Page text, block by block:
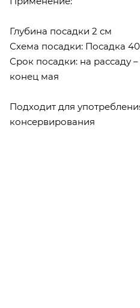
Глубина посадки 2 см
Схема посадки: Посадка
Срок посадки: на рассаду –
конец мая
Подходит для
консервирования